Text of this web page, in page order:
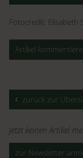
Fotocredit: Elisabeth
Artikel
zurück zur
Jetzt keinen Artikel
zur Newsletter